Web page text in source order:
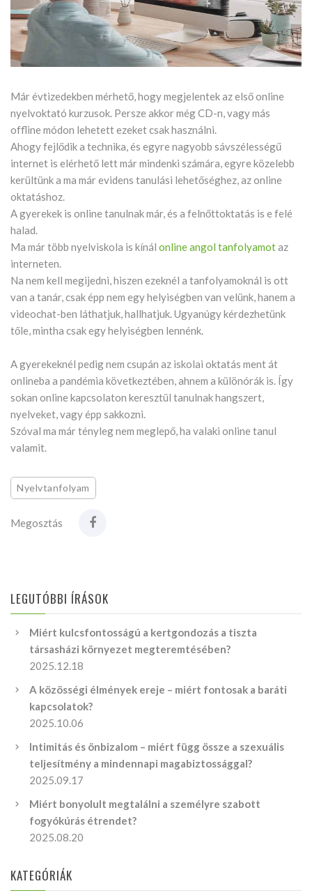
Már évtizedekben mérhető, hogy megjelentek az első online
nyelvoktató kurzusok. Persze akkor még CD-n, vagy más
offline módon lehetett ezeket csak használni.
Ahogy fejlődik a technika, és egyre nagyobb sávszélességű
internet is elérhető lett már mindenki számára, egyre közelebb
kerültünk a ma már evidens tanulási lehetőséghez, az online
oktatáshoz.
A gyerekek is online tanulnak már, és a felnőttoktatás is e felé
halad.
Ma már több nyelviskola is kínál online angol tanfolyamotaz
interneten.
Na nem kell megijedni, hiszen ezeknél a tanfolyamoknál is ott
van a tanár, csak épp nem egy helyiségben van velünk, hanem a
videochat-ben láthatjuk, hallhatjuk. Ugyanúgy kérdezhetünk
tőle, mintha csak egy helyiségben lennénk.
A gyerekeknél pedig nem csupán az iskolai oktatás ment át
onlineba a pandémia következtében, ahnem a különórák is. Így
sokan online kapcsolaton keresztül tanulnak hangszert,
nyelveket, vagy épp sakkozni.
Szóval ma már tényleg nem meglepő, ha valaki online tanul
valamit.
Nyelvtanfolyam
Megosztás
LEGUTÓBBI ÍRÁSOK
Miért kulcsfontosságú a kertgondozás a tiszta
társasházi környezet megteremtésében?
2025.12.18
A közösségi élmények ereje – miért fontosak a baráti
kapcsolatok?
2025.10.06
Intimitás és önbizalom – miért függ össze a szexuális
teljesítmény a mindennapi magabiztossággal?
2025.09.17
Miért bonyolult megtalálni a személyre szabott
fogyókúrás étrendet?
2025.08.20
KATEGÓRIÁK